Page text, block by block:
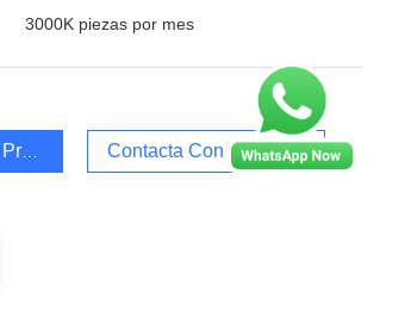
3000K piezas por mes
Contacta Con Nosotros